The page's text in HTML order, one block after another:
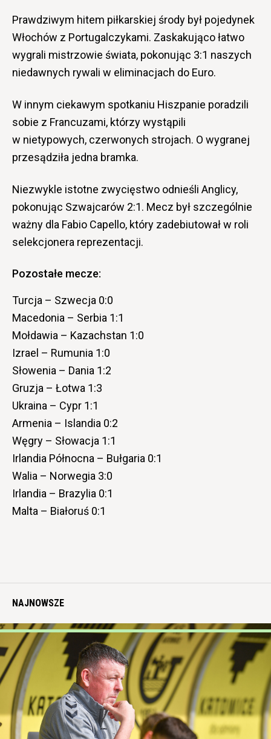
Prawdziwym hitem piłkarskiej środy był pojedynek
Włochów z Portugalczykami. Zaskakująco łatwo
wygrali mistrzowie świata, pokonując 3:1 naszych
niedawnych rywali w eliminacjach do Euro.
W innym ciekawym spotkaniu Hiszpanie poradzili
sobie z Francuzami, którzy wystąpili
w nietypowych, czerwonych strojach. O wygranej
przesądziła jedna bramka.
Niezwykle istotne zwycięstwo odnieśli Anglicy,
pokonując Szwajcarów 2:1. Mecz był szczególnie
ważny dla Fabio Capello, który zadebiutował w roli
selekcjonera reprezentacji.
Pozostałe mecze:
Turcja – Szwecja 0:0
Macedonia – Serbia 1:1
Mołdawia – Kazachstan 1:0
Izrael – Rumunia 1:0
Słowenia – Dania 1:2
Gruzja – Łotwa 1:3
Ukraina – Cypr 1:1
Armenia – Islandia 0:2
Węgry – Słowacja 1:1
Irlandia Północna – Bułgaria 0:1
Walia – Norwegia 3:0
Irlandia – Brazylia 0:1
Malta – Białoruś 0:1
NAJNOWSZE